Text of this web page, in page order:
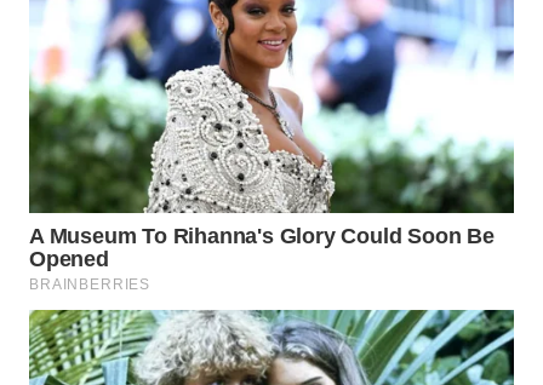
WN
LABUHANBATU
WN
TAPANULI
TENGAH
WN DELI
SERDANG
WN
TEBING